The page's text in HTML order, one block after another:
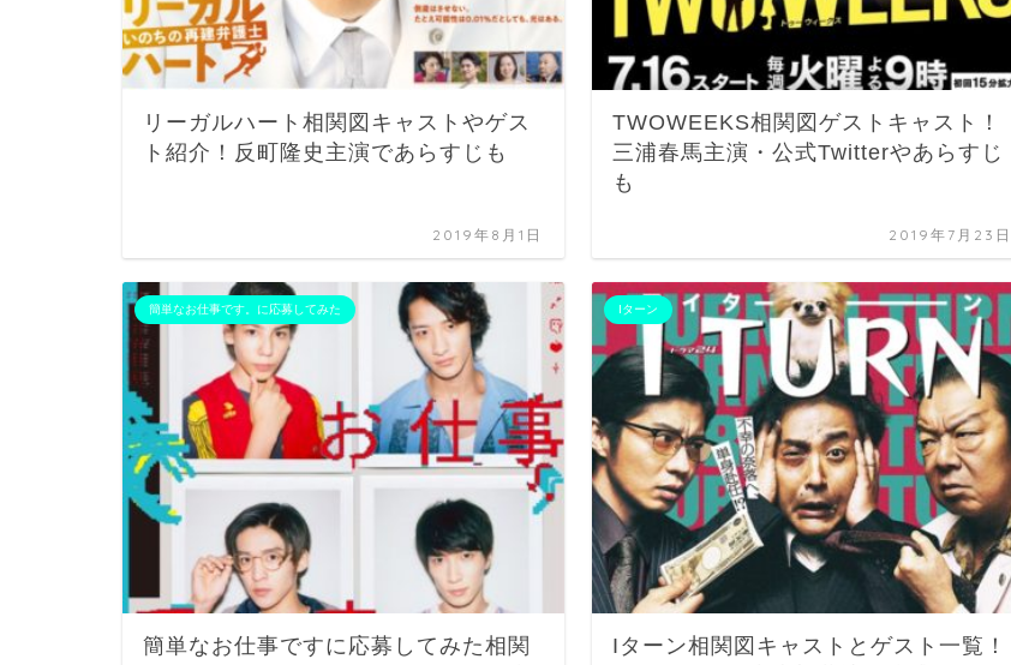
リーガルハート相関図キャストやゲス
ト紹介！反町隆史主演であらすじも
2019年8月1日
TWOWEEKS相関図ゲストキャスト！
三浦春馬主演・公式Twitterやあらすじ
も
2019年7月23日
簡単なお仕事です。に応募してみた
簡単なお仕事ですに応募してみた相関
Iターン
Iターン相関図キャストとゲスト一覧！